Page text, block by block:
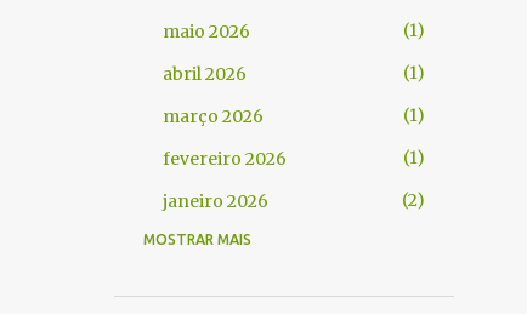
maio 2026
1
abril 2026
1
março 2026
1
fevereiro 2026
1
janeiro 2026
2
2025
MOSTRAR MAIS